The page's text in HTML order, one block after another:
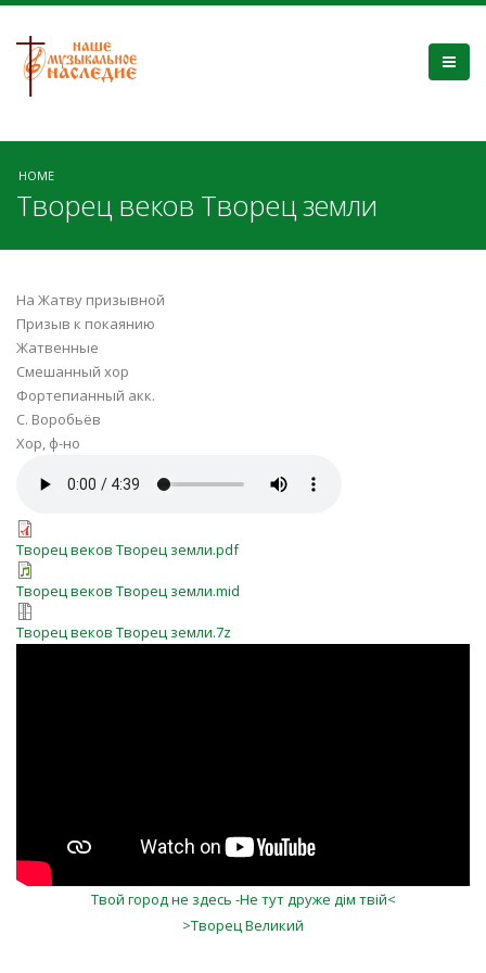
HOME
Творец веков Творец земли
На Жатву призывной
Призыв к покаянию
Жатвенные
Смешанный хор
Фортепианный акк.
С. Воробьёв
Хор, ф-но
Творец веков Творец земли.pdf
Творец веков Творец земли.mid
Творец веков Творец земли.7z
Твой город не здесь -Не тут друже дім твій<
>Творец Великий